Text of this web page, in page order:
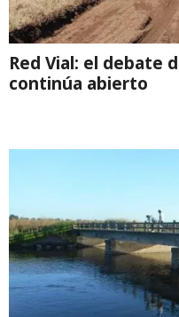
Red Vial: el debate
continúa abierto